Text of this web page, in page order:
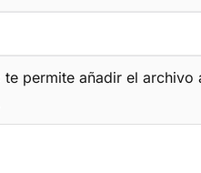
permite añadir el archivo